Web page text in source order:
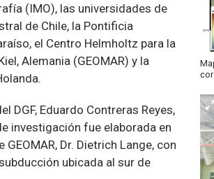
(IMO), las universidades de
de Chile, la Pontificia
el Centro Helmholtz para la
Alemania (GEOMAR) y la
DGF, Eduardo Contreras Reyes,
investigación fue elaborada en
Dr. Dietrich Lange, con
ubicada al sur de